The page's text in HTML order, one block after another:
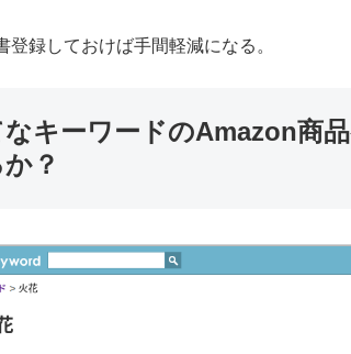
登録しておけば手間軽減になる。
キーワードのAmazon商
？